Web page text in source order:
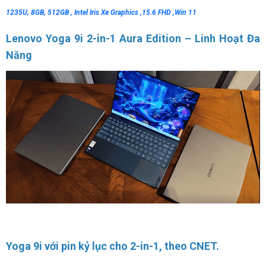
1235U, 8GB, 512GB , Intel Iris Xe Graphics ,15.6 FHD ,Win 11
Lenovo Yoga 9i 2-in-1 Aura Edition – Linh Hoạt Đa
Năng
Yoga 9i với pin kỷ lục cho 2-in-1, theo CNET.